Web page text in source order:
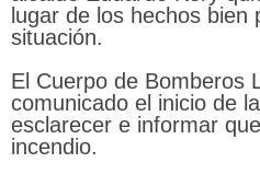
lugar de los hechos bien
situación.
El Cuerpo de Bomberos
comunicado el inicio de
esclarecer e informar
incendio.